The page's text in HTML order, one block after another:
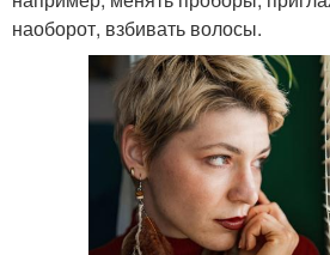
наоборот, взбивать волосы.